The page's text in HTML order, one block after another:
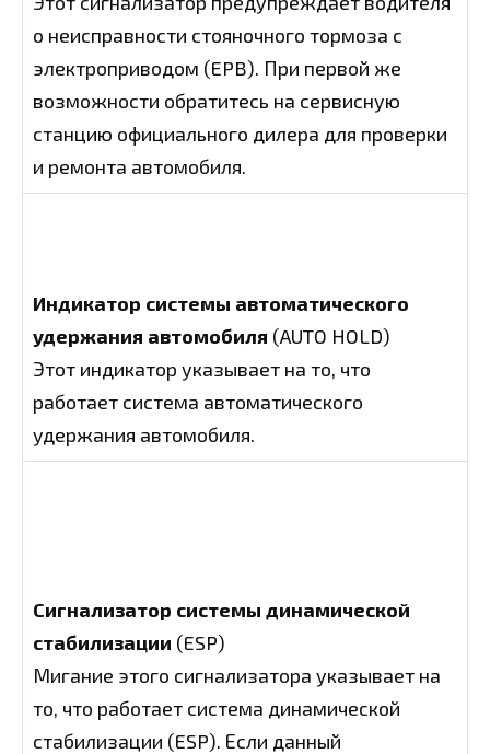
о неисправности стояночного тормоза с
электроприводом (EPB). При первой же
возможности обратитесь на сервисную
станцию официального дилера для проверки
и ремонта автомобиля.
Индикатор системы автоматического
удержания автомобиля (AUTO HOLD)
Этот индикатор указывает на то, что
работает система автоматического
удержания автомобиля.
Сигнализатор системы динамической
стабилизации (ESP)
Мигание этого сигнализатора указывает на
то, что работает система динамической
стабилизации (ESP). Если данный